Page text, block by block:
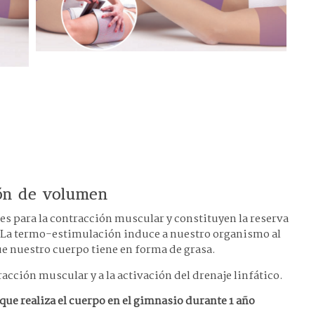
de volumen
para la contracción muscular y constituyen la reserva
termo-estimulación induce a nuestro organismo al
nuestro cuerpo tiene en forma de grasa.
muscular y a la activación del drenaje linfático.
realiza el cuerpo en el gimnasio durante 1 año